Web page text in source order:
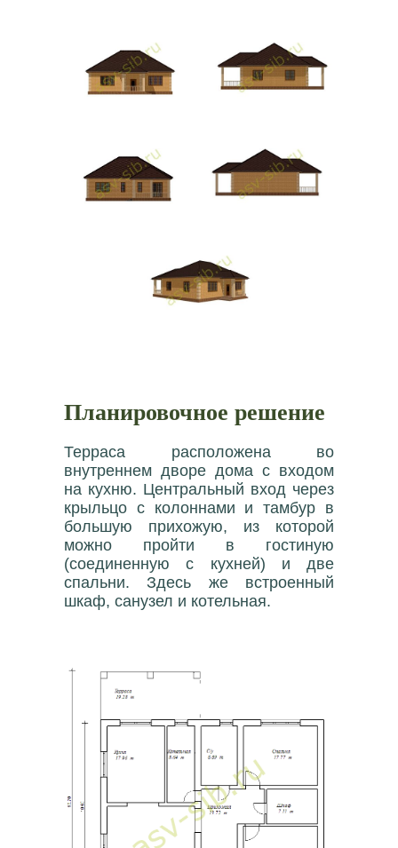
Планировочное решение
Терраса расположена во
внутреннем дворе дома с входом
на кухню. Центральный вход через
крыльцо с колоннами и тамбур в
большую прихожую, из которой
можно пройти в гостиную
(соединенную с кухней) и две
спальни. Здесь же встроенный
шкаф, санузел и котельная.